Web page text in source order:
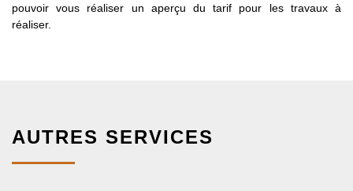
pouvoir vous réaliser un aperçu du tarif pour les travaux à
réaliser.
AUTRES SERVICES